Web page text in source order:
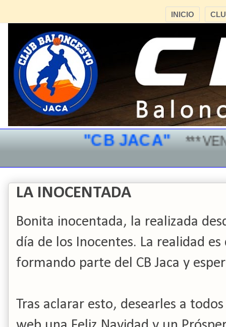
INICIO
"CB JACA" *** VEN Y
LA INOCENTADA
Bonita inocentada, la realizada
día de los Inocentes. La realidad
formando parte del CB Jaca y
Tras aclarar esto, desearles a